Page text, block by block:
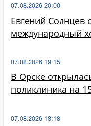
Евгений Солнцев
международный
07.08.2026 20:00
В Орске
поликлиника на
07.08.2026 19:15
07.08.2026 18:18